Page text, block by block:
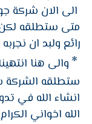
الى الان شركة
متى ستطلقه
رائع ولبد ان
* والى هنا
ستطلقه الشركة
انشاء الله في
الله اخواني